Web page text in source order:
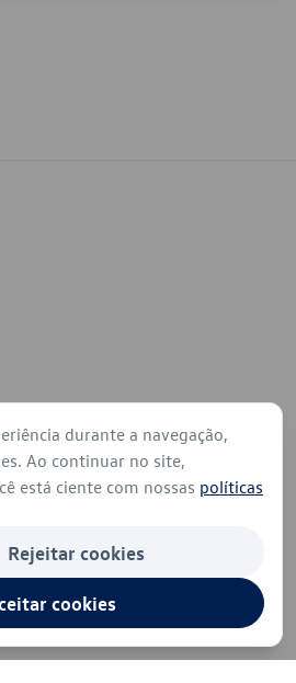
durante a navegação,
Ao continuar no site,
está ciente com nossas políticas
Rejeitar cookies
cookies